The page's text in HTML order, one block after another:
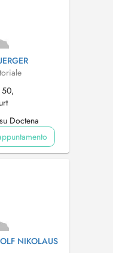
50,
Doctena
NIKOLAUS